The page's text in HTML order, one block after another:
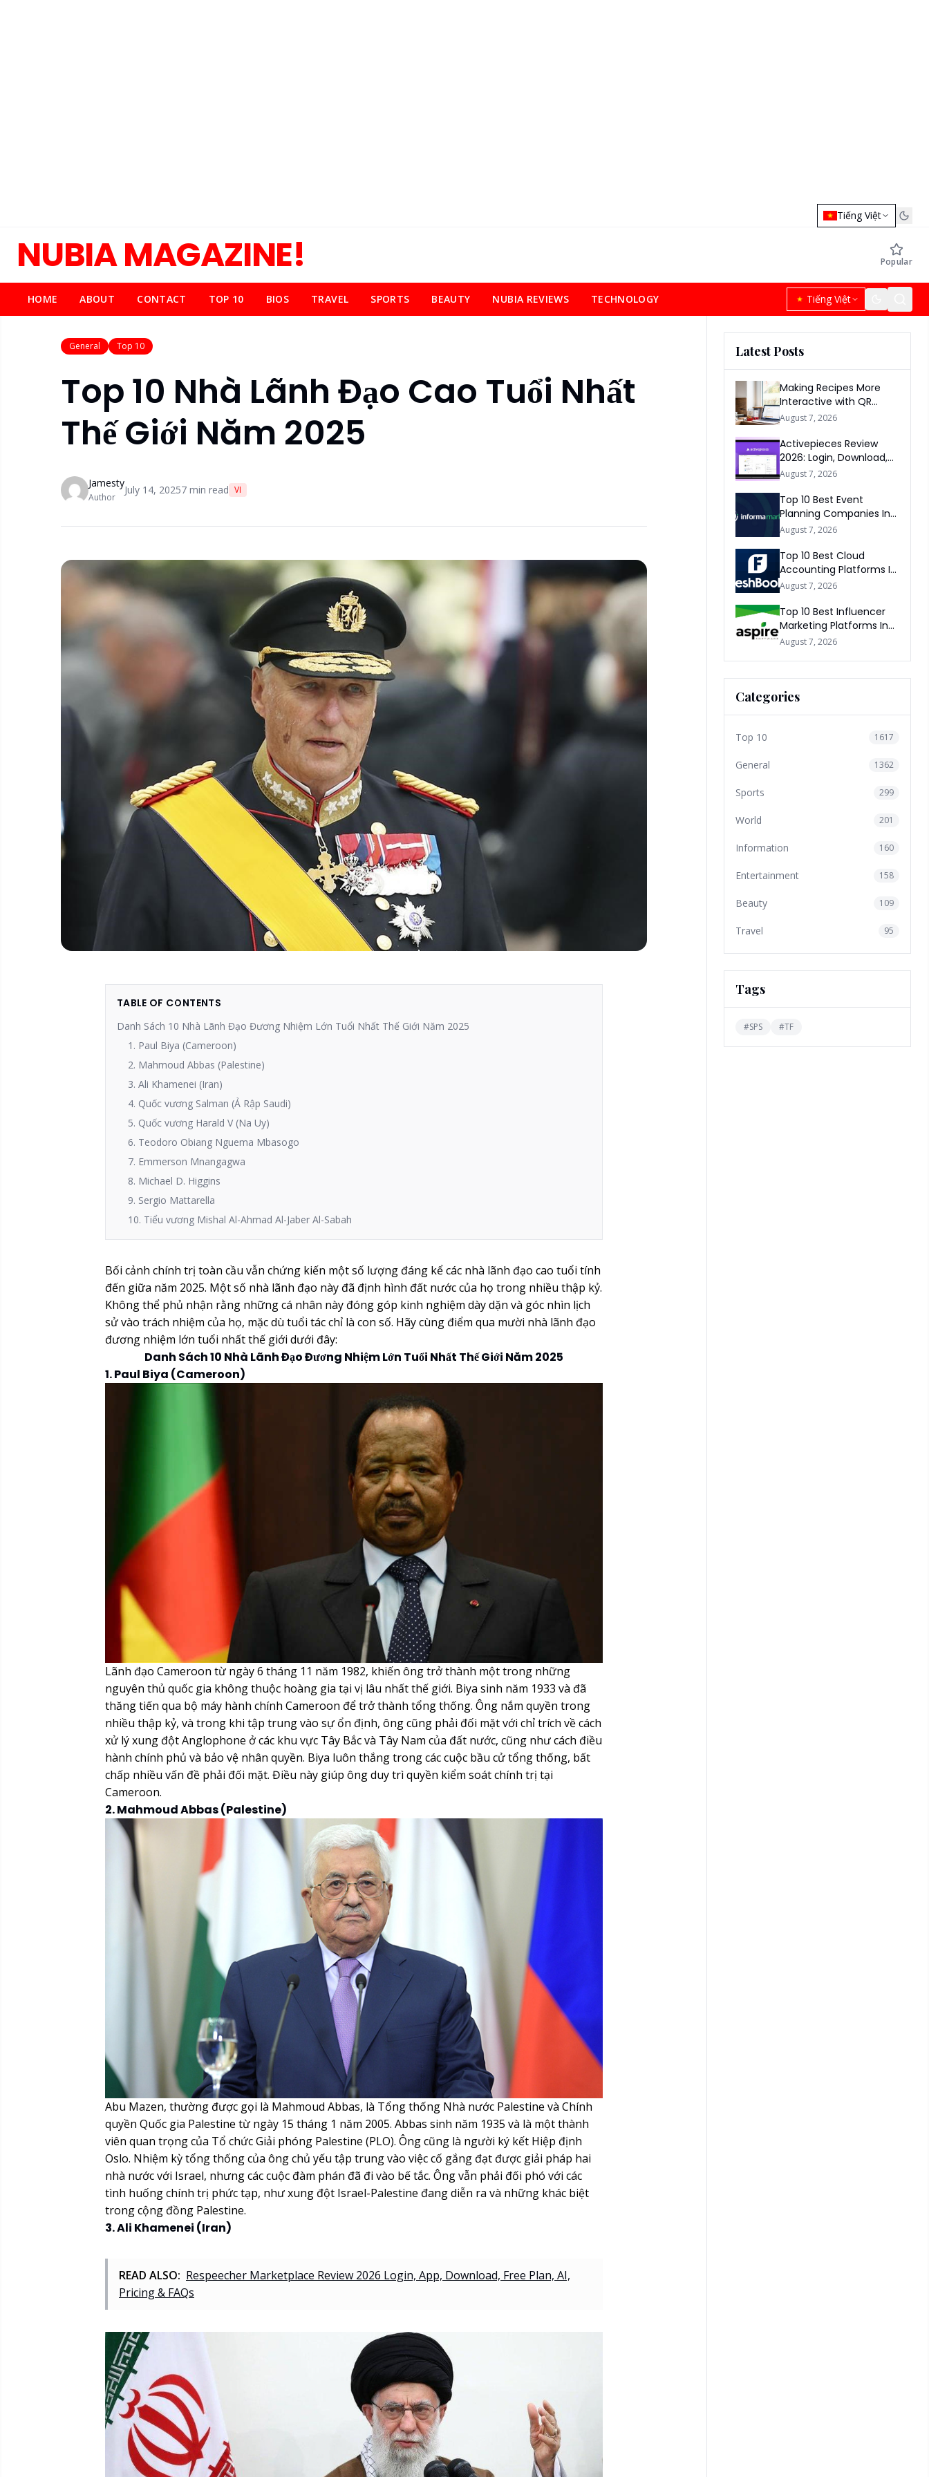
Tiếng Việt
NUBIA MAGAZINE! Popular
HOME ABOUT CONTACT TOP 10 BIOS TRAVEL SPORTS BEAUTY NUBIA REVIEWS TECHNOLOGY Tiếng Việt
General Top 10
Top 10 Nhà Lãnh Đạo Cao Tuổi Nhất
Thế Giới Năm 2025
Jamesty
Author
July 14, 20257 min read VI
TABLE OF CONTENTS
Danh Sách 10 Nhà Lãnh Đạo Đương Nhiệm Lớn Tuổi Nhất Thế Giới Năm 2025
1. Paul Biya (Cameroon)
2. Mahmoud Abbas (Palestine)
3. Ali Khamenei (Iran)
4. Quốc vương Salman (Ả Rập Saudi)
5. Quốc vương Harald V (Na Uy)
6. Teodoro Obiang Nguema Mbasogo
7. Emmerson Mnangagwa
8. Michael D. Higgins
9. Sergio Mattarella
10. Tiểu vương Mishal Al-Ahmad Al-Jaber Al-Sabah
Bối cảnh chính trị toàn cầu vẫn chứng kiến một số lượng đáng kể các nhà lãnh đạo cao tuổi tính
đến giữa năm 2025. Một số nhà lãnh đạo này đã định hình đất nước của họ trong nhiều thập kỷ.
Không thể phủ nhận rằng những cá nhân này đóng góp kinh nghiệm dày dặn và góc nhìn lịch
sử vào trách nhiệm của họ, mặc dù tuổi tác chỉ là con số. Hãy cùng điểm qua mười nhà lãnh đạo
đương nhiệm lớn tuổi nhất thế giới dưới đây:
Danh Sách 10 Nhà Lãnh Đạo Đương Nhiệm Lớn Tuổi Nhất Thế Giới Năm 2025
1. Paul Biya (Cameroon)
Lãnh đạo Cameroon từ ngày 6 tháng 11 năm 1982, khiến ông trở thành một trong những
nguyên thủ quốc gia không thuộc hoàng gia tại vị lâu nhất thế giới. Biya sinh năm 1933 và đã
thăng tiến qua bộ máy hành chính Cameroon để trở thành tổng thống. Ông nắm quyền trong
nhiều thập kỷ, và trong khi tập trung vào sự ổn định, ông cũng phải đối mặt với chỉ trích về cách
xử lý xung đột Anglophone ở các khu vực Tây Bắc và Tây Nam của đất nước, cũng như cách điều
hành chính phủ và bảo vệ nhân quyền. Biya luôn thắng trong các cuộc bầu cử tổng thống, bất
chấp nhiều vấn đề phải đối mặt. Điều này giúp ông duy trì quyền kiểm soát chính trị tại
Cameroon.
2. Mahmoud Abbas (Palestine)
Abu Mazen, thường được gọi là Mahmoud Abbas, là Tổng thống Nhà nước Palestine và Chính
quyền Quốc gia Palestine từ ngày 15 tháng 1 năm 2005. Abbas sinh năm 1935 và là một thành
viên quan trọng của Tổ chức Giải phóng Palestine (PLO). Ông cũng là người ký kết Hiệp định
Oslo. Nhiệm kỳ tổng thống của ông chủ yếu tập trung vào việc cố gắng đạt được giải pháp hai
nhà nước với Israel, nhưng các cuộc đàm phán đã đi vào bế tắc. Ông vẫn phải đối phó với các
tình huống chính trị phức tạp, như xung đột Israel-Palestine đang diễn ra và những khác biệt
trong cộng đồng Palestine.
3. Ali Khamenei (Iran)
READ ALSO: Respeecher Marketplace Review 2026 Login, App, Download, Free Plan, AI,
Pricing & FAQs
Latest Posts
Making Recipes More
Interactive with QR
Codes
August 7, 2026
Activepieces Review
2026: Login, Download,
AI, Pricing, Automation &
August 7, 2026
Top 10 Best Event
Planning Companies In
The World 2026
August 7, 2026
Top 10 Best Cloud
Accounting Platforms In
The World 2026
August 7, 2026
Top 10 Best Influencer
Marketing Platforms In
The World 2026
August 7, 2026
Categories
Top 10 1617
General 1362
Sports 299
World 201
Information 160
Entertainment 158
Beauty 109
Travel 95
Tags
#SPS #TF